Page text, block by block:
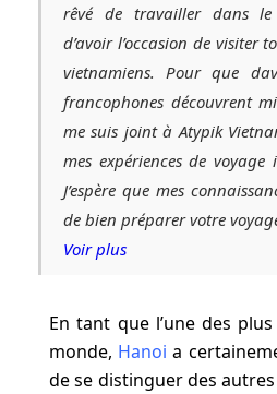
rêvé de travailler dans
d’avoir l’occasion de visiter
vietnamiens. Pour que
francophones découvrent
me suis joint à Atypik
mes expériences de voyage
J’espère que mes
de bien préparer votre
Voir plus
En tant que l’une des
monde, Hanoi a
de se distinguer des autres